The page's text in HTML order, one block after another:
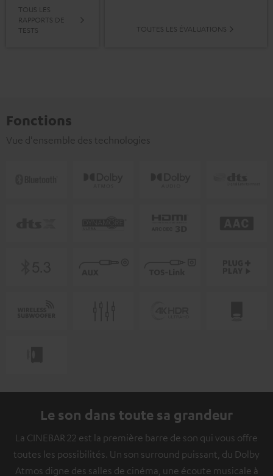
TOUS LES
RAPPORTS DE
TESTS
TOUTES LES ÉVALUATIONS
Fonctions
Vue d'ensemble des technologies
Le son dans toute sa grandeur
La CINEBAR 22 est la première barre de son qui vous offre
toutes les possibilités. Un son surround puissant, du Dolby
Atmos digne des salles de cinéma, une écoute musicale à